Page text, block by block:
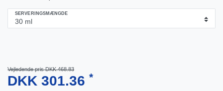
SERVERINGSMÆNGDE
Vejledende pris DKK 468.83
DKK 301.36 *